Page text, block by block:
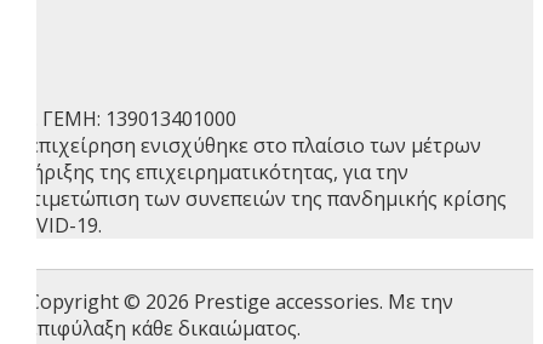
ΑΡ. ΓΕΜΗ: 139013401000
Η επιχείρηση ενισχύθηκε στο πλαίσιο των μέτρων
στήριξης της επιχειρηματικότητας, για την
αντιμετώπιση των συνεπειών της πανδημικής κρίσης
COVID-19.
Copyright © 2026 Prestige accessories. Με την
επιφύλαξη κάθε δικαιώματος.